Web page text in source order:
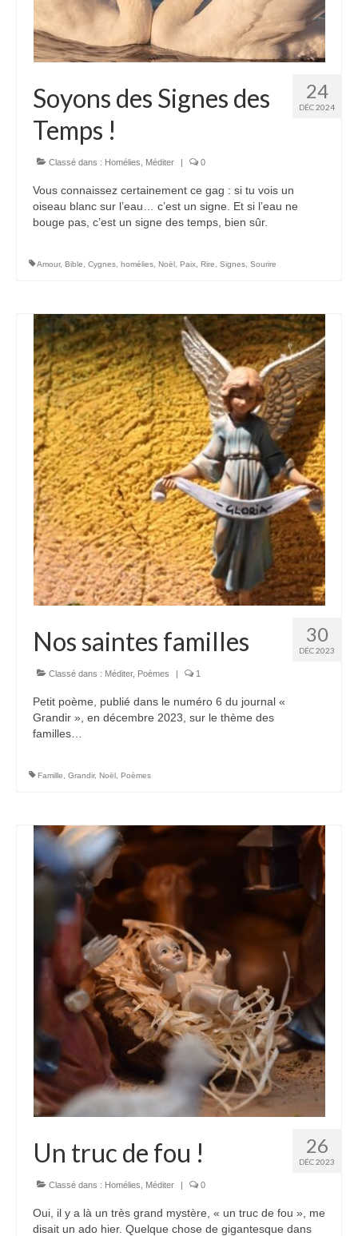
24
DÉC 2024
Soyons des Signes des
Temps !
Classé dans : Homélies Méditer | 0
Vous connaissez certainement ce gag : si tu vois un
oiseau blanc sur l’eau… c’est un signe. Et si l’eau ne
bouge pas, c’est un signe des temps, bien sûr.
Amour, Bible Cygnes homélies Noël Paix Rire Signes Sourire
30
DÉC 2023
Nos saintes familles
Classé dans : Méditer, Poèmes | 1
Petit poème, publié dans le numéro 6 du journal «
Grandir », en décembre 2023, sur le thème des
familles…
Famille Grandir, Noël Poèmes
26
DÉC 2023
Un truc de fou !
Classé dans : Homélies Méditer | 0
Oui, il y a là un très grand mystère, « un truc de fou », me
disait un ado hier. Quelque chose de gigantesque dans